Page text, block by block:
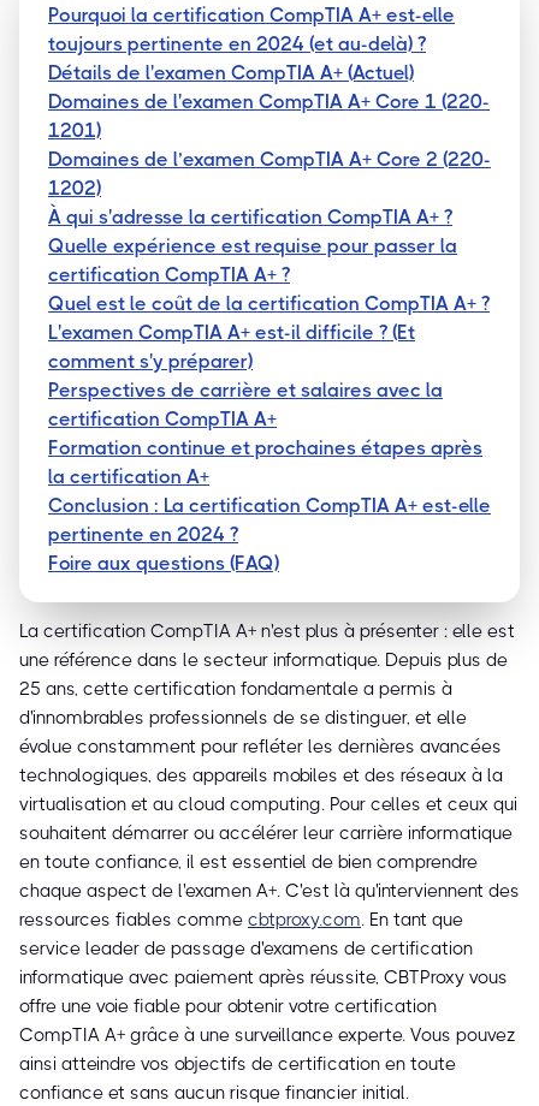
Pourquoi la certification CompTIA A+ est-elle
toujours pertinente en 2024 (et au-delà) ?
Détails de l'examen CompTIA A+ (Actuel)
Domaines de l'examen CompTIA A+ Core 1 (220-
1201)
Domaines de l’examen CompTIA A+ Core 2 (220-
1202)
À qui s'adresse la certification CompTIA A+ ?
Quelle expérience est requise pour passer la
certification CompTIA A+ ?
Quel est le coût de la certification CompTIA A+ ?
L'examen CompTIA A+ est-il difficile ? (Et
comment s'y préparer)
Perspectives de carrière et salaires avec la
certification CompTIA A+
Formation continue et prochaines étapes après
la certification A+
Conclusion : La certification CompTIA A+ est-elle
pertinente en 2024 ?
Foire aux questions (FAQ)
La certification CompTIA A+ n'est plus à présenter : elle est
une référence dans le secteur informatique. Depuis plus de
25 ans, cette certification fondamentale a permis à
d'innombrables professionnels de se distinguer, et elle
évolue constamment pour refléter les dernières avancées
technologiques, des appareils mobiles et des réseaux à la
virtualisation et au cloud computing. Pour celles et ceux qui
souhaitent démarrer ou accélérer leur carrière informatique
en toute confiance, il est essentiel de bien comprendre
chaque aspect de l'examen A+. C'est là qu'interviennent des
ressources fiables comme cbtproxy.com. En tant que
service leader de passage d'examens de certification
informatique avec paiement après réussite, CBTProxy vous
offre une voie fiable pour obtenir votre certification
CompTIA A+ grâce à une surveillance experte. Vous pouvez
ainsi atteindre vos objectifs de certification en toute
confiance et sans aucun risque financier initial.